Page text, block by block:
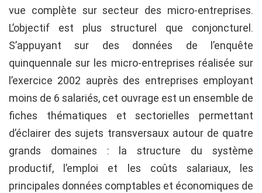
vue complète sur secteur des micro-entreprises.
L’objectif est plus structurel que conjoncturel.
S’appuyant sur des données de l’enquête
quinquennale sur les micro-entreprises réalisée sur
l’exercice 2002 auprès des entreprises employant
moins de 6 salariés, cet ouvrage est un ensemble de
fiches thématiques et sectorielles permettant
d’éclairer des sujets transversaux autour de quatre
grands domaines : la structure du système
productif, l’emploi et les coûts salariaux, les
principales données comptables et économiques de